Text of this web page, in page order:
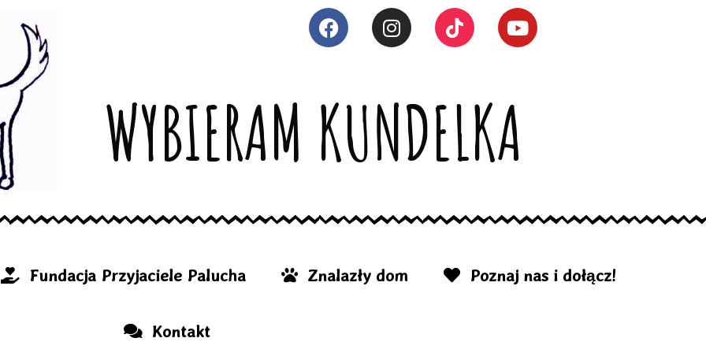
WYBIERAM KUNDELKA
Fundacja Przyjaciele Palucha Znalazły dom Poznaj nas i dołącz!
Kontakt